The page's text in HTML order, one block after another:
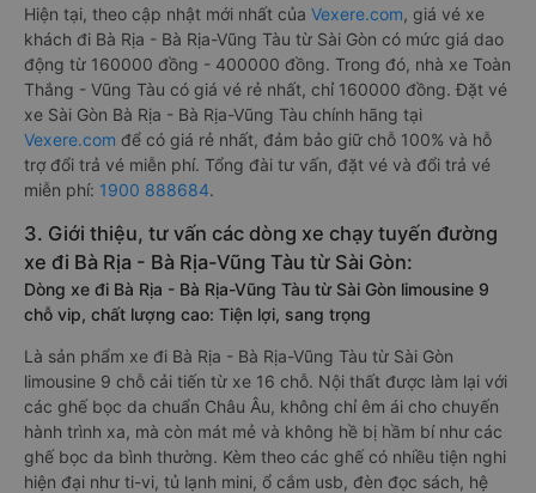
Hiện tại, theo cập nhật mới nhất của Vexere.com, giá vé xe
khách đi Bà Rịa - Bà Rịa-Vũng Tàu từ Sài Gòn có mức giá dao
động từ 160000 đồng - 400000 đồng. Trong đó, nhà xe Toàn
Thắng - Vũng Tàu có giá vé rẻ nhất, chỉ 160000 đồng. Đặt vé
xe Sài Gòn Bà Rịa - Bà Rịa-Vũng Tàu chính hãng tại
Vexere.com để có giá rẻ nhất, đảm bảo giữ chỗ 100% và hỗ
trợ đổi trả vé miễn phí. Tổng đài tư vấn, đặt vé và đổi trả vé
miễn phí: 1900 888684.
3. Giới thiệu, tư vấn các dòng xe chạy tuyến đường
xe đi Bà Rịa - Bà Rịa-Vũng Tàu từ Sài Gòn:
Dòng xe đi Bà Rịa - Bà Rịa-Vũng Tàu từ Sài Gòn limousine 9
chỗ vip, chất lượng cao: Tiện lợi, sang trọng
Là sản phẩm xe đi Bà Rịa - Bà Rịa-Vũng Tàu từ Sài Gòn
limousine 9 chỗ cải tiến từ xe 16 chỗ. Nội thất được làm lại với
các ghế bọc da chuẩn Châu Âu, không chỉ êm ái cho chuyến
hành trình xa, mà còn mát mẻ và không hề bị hầm bí như các
ghế bọc da bình thường. Kèm theo các ghế có nhiều tiện nghi
hiện đại như ti-vi, tủ lạnh mini, ổ cắm usb, đèn đọc sách, hệ